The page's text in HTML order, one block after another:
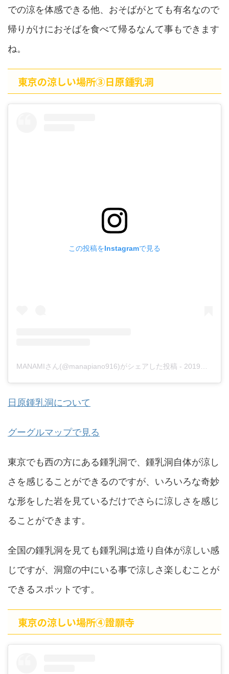
での涼を体感できる他、おそばがとても有名なので
帰りがけにおそばを食べて帰るなんて事もできます
ね。
東京の涼しい場所➂日原鍾乳洞
この投稿をInstagramで見る
MANAMIさん(@manapiano916)がシェアした投稿 - 2019年 8月月4日午後9時15分PDT
日原鍾乳洞について
グーグルマップで見る
東京でも西の方にある鍾乳洞で、鍾乳洞自体が涼し
さを感じることができるのですが、いろいろな奇妙
な形をした岩を見ているだけでさらに涼しさを感じ
ることができます。
全国の鍾乳洞を見ても鍾乳洞は造り自体が涼しい感
じですが、洞窟の中にいる事で涼しさ楽しむことが
できるスポットです。
東京の涼しい場所④證願寺